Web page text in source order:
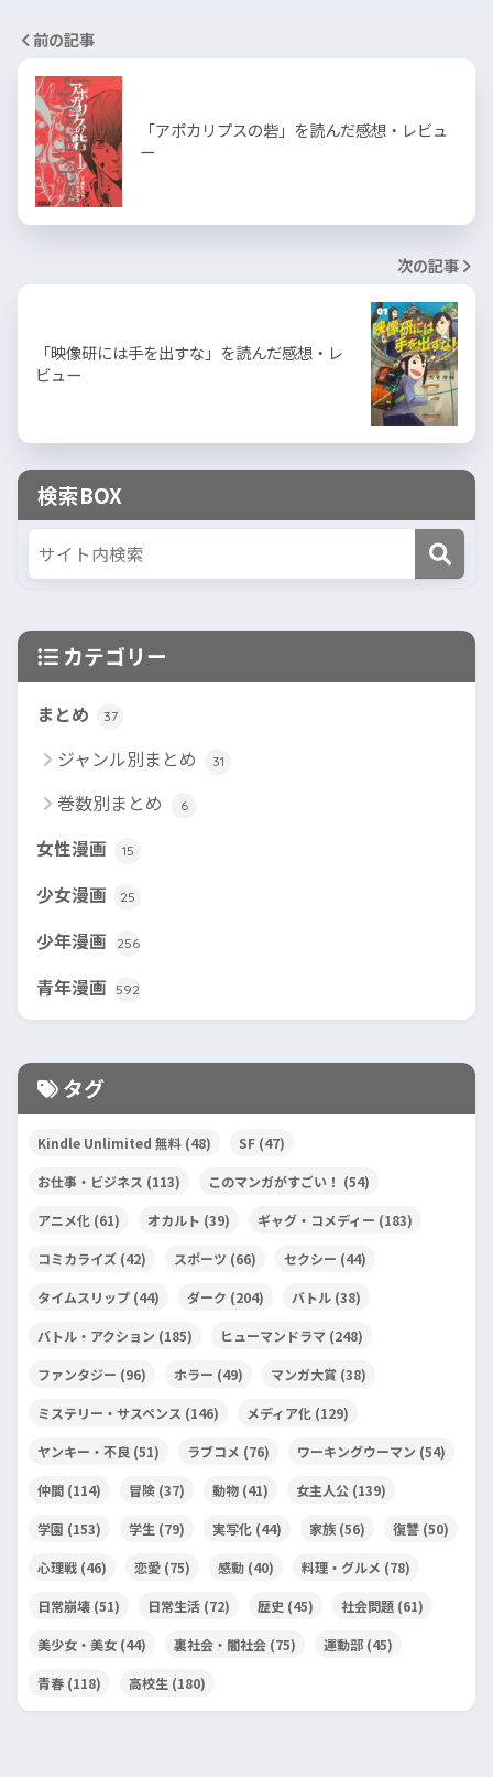
前の記事
「アポカリプスの砦」を読んだ感想・レビュ
ー
次の記事
「映像研には手を出すな」を読んだ感想・レ
ビュー
検索BOX
カテゴリー
まとめ 37
ジャンル別まとめ 31
巻数別まとめ 6
女性漫画 15
少女漫画 25
少年漫画 256
青年漫画 592
タグ
Kindle Unlimited 無料 (48) SF (47)
お仕事・ビジネス (113) このマンガがすごい！ (54)
アニメ化 (61) オカルト (39) ギャグ・コメディー (183)
コミカライズ (42) スポーツ (66) セクシー (44)
タイムスリップ (44) ダーク (204) バトル (38)
バトル・アクション (185) ヒューマンドラマ (248)
ファンタジー (96) ホラー (49) マンガ大賞 (38)
ミステリー・サスペンス (146) メディア化 (129)
ヤンキー・不良 (51) ラブコメ (76) ワーキングウーマン (54)
仲間 (114) 冒険 (37) 動物 (41) 女主人公 (139)
学園 (153) 学生 (79) 実写化 (44) 家族 (56) 復讐 (50)
心理戦 (46) 恋愛 (75) 感動 (40) 料理・グルメ (78)
日常崩壊 (51) 日常生活 (72) 歴史 (45) 社会問題 (61)
美少女・美女 (44) 裏社会・闇社会 (75) 運動部 (45)
青春 (118) 高校生 (180)